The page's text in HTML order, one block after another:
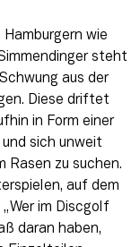
wie
steht
aus der
Diese driftet
in Form einer
sich unweit
Rasen zu suchen.
auf dem
im Discgolf
daran haben,